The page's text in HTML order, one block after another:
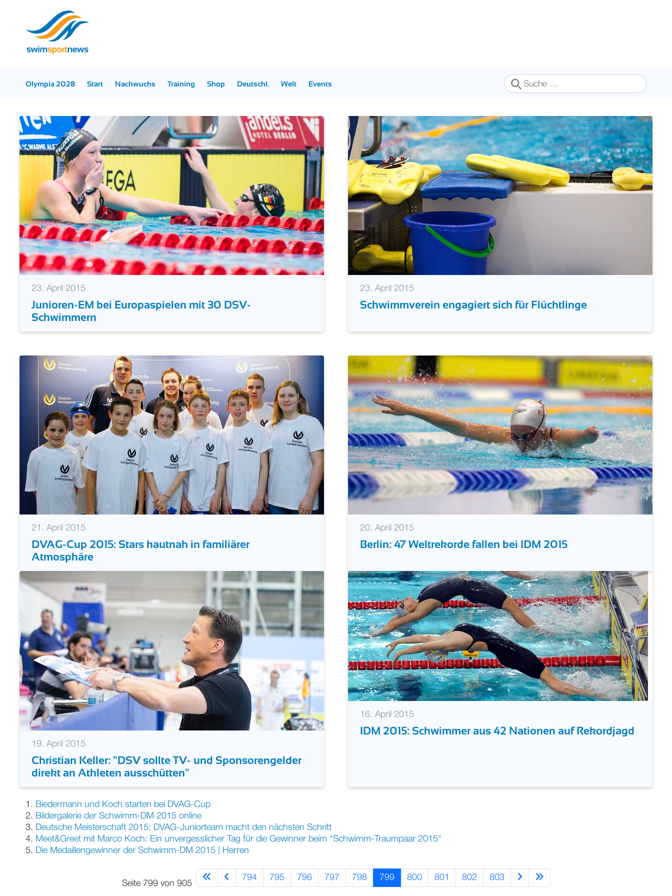
Olympia 2028 Start Nachwuchs Training Shop Deutschl. Welt Events
Suchen
23. April 2015
Junioren-EM bei Europaspielen mit 30 DSV-
Schwimmern
23. April 2015
Schwimmverein engagiert sich für Flüchtlinge
21. April 2015
DVAG-Cup 2015: Stars hautnah in familiärer
Atmosphäre
20. April 2015
Berlin: 47 Weltrekorde fallen bei IDM 2015
19. April 2015
Christian Keller: "DSV sollte TV- und Sponsorengelder
direkt an Athleten ausschütten"
16. April 2015
IDM 2015: Schwimmer aus 42 Nationen auf Rekordjagd
Biedermann und Koch starten bei DVAG-Cup
Bildergalerie der Schwimm-DM 2015 online
Deutsche Meisterschaft 2015: DVAG-Juniorteam macht den nächsten Schritt
Meet&Greet mit Marco Koch: Ein unvergesslicher Tag für die Gewinner beim "Schwimm-Traumpaar 2015"
Die Medaillengewinner der Schwimm-DM 2015 | Herren
Seite 799 von 905
794 795 796 797 798 799 800 801 802 803